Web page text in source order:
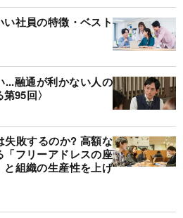
社員の特徴・ベスト
...融通が利かない人の
95回〉
失敗するのか? 高額な
フリーアドレスの座
組織の生産性を上げ